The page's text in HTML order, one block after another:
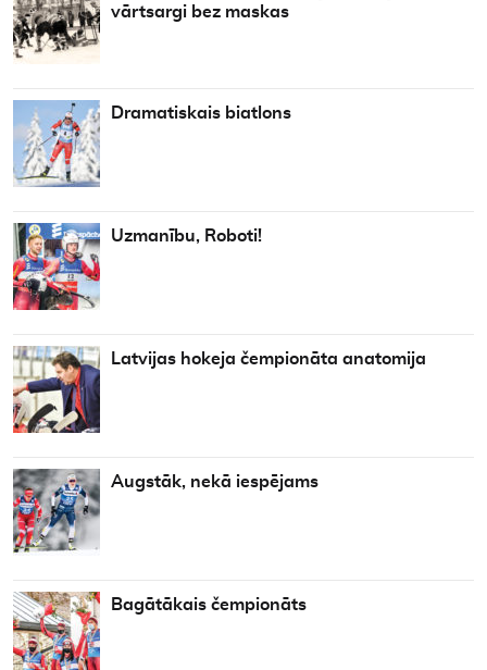
vārtsargi bez maskas
Dramatiskais biatlons
Uzmanību, Roboti!
Latvijas hokeja čempionāta anatomija
Augstāk, nekā iespējams
Bagātākais čempionāts